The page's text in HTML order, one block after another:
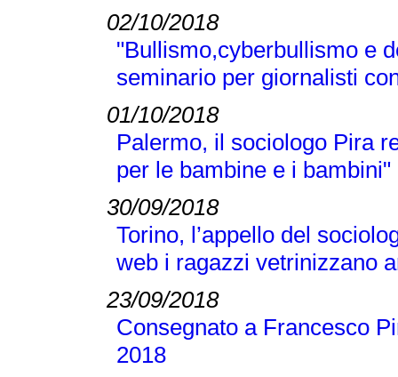
02/10/2018
"Bullismo,cyberbullismo e
seminario per giornalisti
01/10/2018
Palermo, il sociologo Pira
per le bambine e i bambini"
30/09/2018
Torino, l’appello del
web i ragazzi vetrinizzano
23/09/2018
Consegnato a Francesco
2018